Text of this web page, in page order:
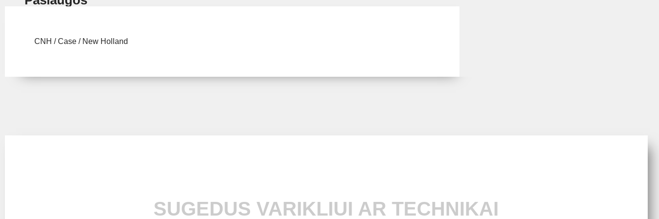
CNH / Case / New Holland
SUGEDUS VARIKLIUI AR TECHNIKAI